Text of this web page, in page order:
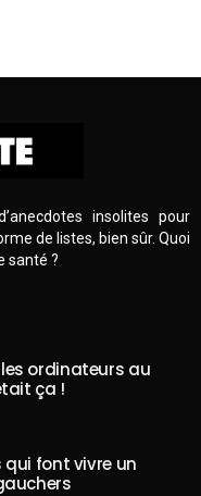
insolites pour
de listes, bien sûr. Quoi
santé ?
ordinateurs au
ça !
qui font vivre un